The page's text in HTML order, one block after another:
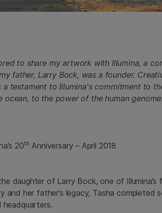
to share my artwork with Illumina, a
father, Larry Bock, was a founder.
testament to Illumina's commitment to
ocean, to the power of the human genome.
20th Anniversary – April 2018
daughter of Larry Bock, one of
and her father’s legacy, Tasha completed
headquarters.